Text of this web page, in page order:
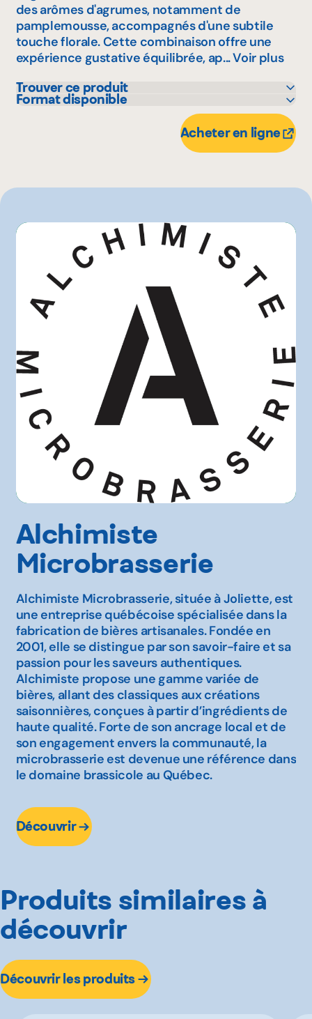
des arômes d'agrumes, notamment de
pamplemousse, accompagnés d'une subtile
touche florale. Cette combinaison offre une
expérience gustative équilibrée, ap...Voir plus
Trouver ce produit
Avril - supermarché santé
Provigo
Format disponible
Acheter en ligne
Alchimiste
Microbrasserie
Alchimiste Microbrasserie, située à Joliette, est
une entreprise québécoise spécialisée dans la
fabrication de bières artisanales. Fondée en
2001, elle se distingue par son savoir-faire et sa
passion pour les saveurs authentiques.
Alchimiste propose une gamme variée de
bières, allant des classiques aux créations
saisonnières, conçues à partir d’ingrédients de
haute qualité. Forte de son ancrage local et de
son engagement envers la communauté, la
microbrasserie est devenue une référence dans
le domaine brassicole au Québec.
Découvrir
Produits similaires à
découvrir
Découvrir les produits